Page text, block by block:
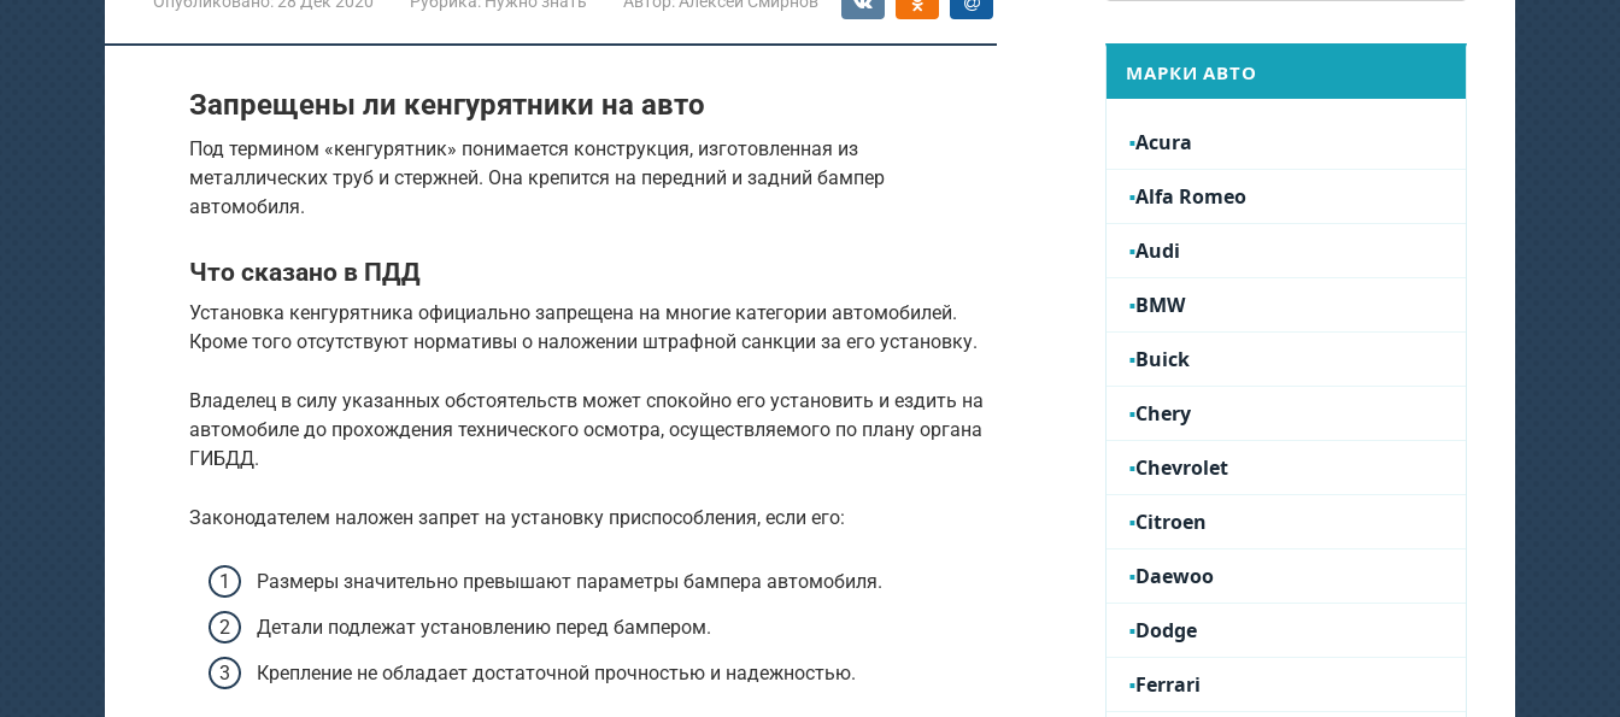
Запрещены ли кенгурятники на авто
Под термином «кенгурятник» понимается конструкция, изготовленная из
металлических труб и стержней. Она крепится на передний и задний бампер
автомобиля.
Что сказано в ПДД
Установка кенгурятника официально запрещена на многие категории автомобилей.
Кроме того отсутствуют нормативы о наложении штрафной санкции за его установку.
Владелец в силу указанных обстоятельств может спокойно его установить и ездить на
автомобиле до прохождения технического осмотра, осуществляемого по плану органа
ГИБДД.
Законодателем наложен запрет на установку приспособления, если его:
Размеры значительно превышают параметры бампера автомобиля.
Детали подлежат установлению перед бампером.
Крепление не обладает достаточной прочностью и надежностью.
МАРКИ АВТО
Acura
Alfa Romeo
Audi
BMW
Buick
Chery
Chevrolet
Citroen
Daewoo
Dodge
Ferrari